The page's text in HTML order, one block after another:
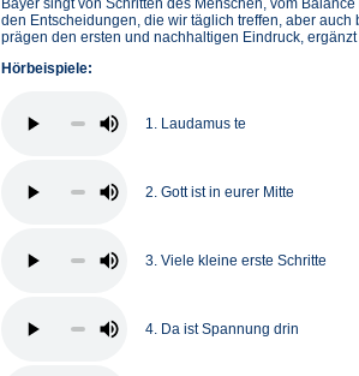
Bayer singt von Schritten des Menschen, vom
den Entscheidungen, die wir täglich treffen, aber
prägen den ersten und nachhaltigen Eindruck,
Hörbeispiele:
1. Laudamus te
2. Gott ist in eurer Mitte
3. Viele kleine erste Schritte
4. Da ist Spannung drin